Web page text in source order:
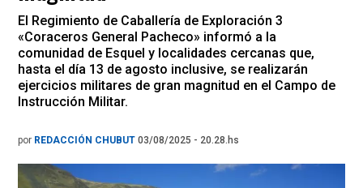
El Regimiento de Caballería de Exploración 3
«Coraceros General Pacheco» informó a la
comunidad de Esquel y localidades cercanas que,
hasta el día 13 de agosto inclusive, se realizarán
ejercicios militares de gran magnitud en el Campo de
Instrucción Militar.
por REDACCIÓN CHUBUT 03/08/2025 - 20.28.hs